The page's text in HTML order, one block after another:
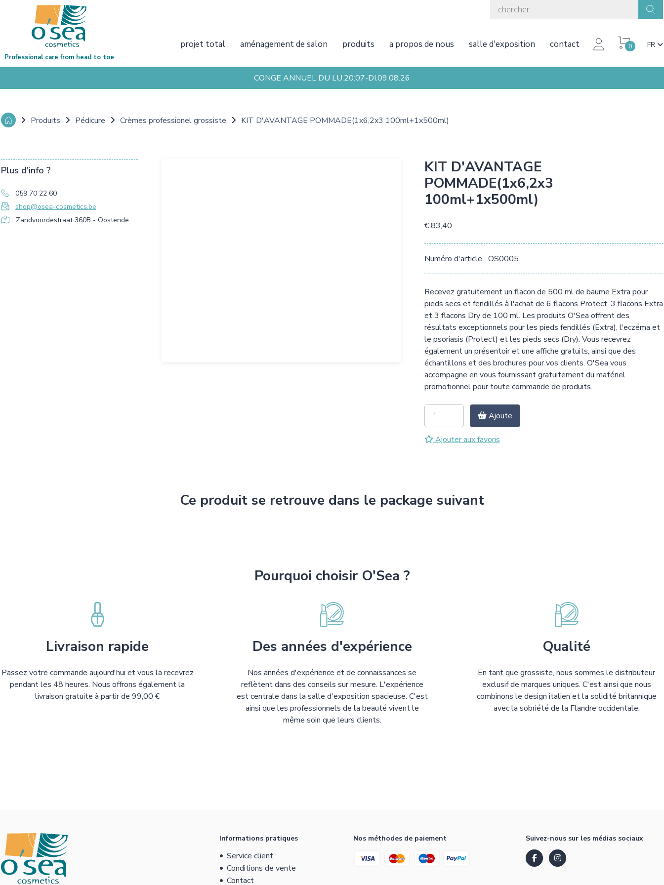
projet total aménagement de salon produits a propos de nous salle d'exposition contact 0 FR
Professional care from head to toe
CONGE ANNUEL DU LU.20:07-DI.09.08.26
Produits Pédicure Crèmes professionel grossiste KIT D'AVANTAGE POMMADE(1x6,2x3 100ml+1x500ml)
Plus d'info ?
059 70 22 60
shop@osea-cosmetics.be
Zandvoordestraat 360B - Oostende
KIT D'AVANTAGE
POMMADE(1x6,2x3
100ml+1x500ml)
€ 83,40
Numéro d'article OS0005
Recevez gratuitement un flacon de 500 ml de baume Extra pour
pieds secs et fendillés à l'achat de 6 flacons Protect, 3 flacons Extra
et 3 flacons Dry de 100 ml. Les produits O'Sea offrent des
résultats exceptionnels pour les pieds fendillés (Extra), l'eczéma et
le psoriasis (Protect) et les pieds secs (Dry). Vous recevrez
également un présentoir et une affiche gratuits, ainsi que des
échantillons et des brochures pour vos clients. O'Sea vous
accompagne en vous fournissant gratuitement du matériel
promotionnel pour toute commande de produits.
Ajoute
Ajouter aux favoris
Ce produit se retrouve dans le package suivant
Pourquoi choisir O'Sea ?
Livraison rapide
Passez votre commande aujourd'hui et vous la recevrez
pendant les 48 heures. Nous offrons également la
livraison gratuite à partir de 99,00 €
Des années d'expérience
Nos années d'expérience et de connaissances se
reflètent dans des conseils sur mesure. L'expérience
est centrale dans la salle d'exposition spacieuse. C'est
ainsi que les professionnels de la beauté vivent le
même soin que leurs clients.
Qualité
En tant que grossiste, nous sommes le distributeur
exclusif de marques uniques. C'est ainsi que nous
combinons le design italien et la solidité britannique
avec la sobriété de la Flandre occidentale.
Informations pratiques
Service client
Conditions de vente
Contact
Nos méthodes de paiement Suivez-nous sur les médias sociaux